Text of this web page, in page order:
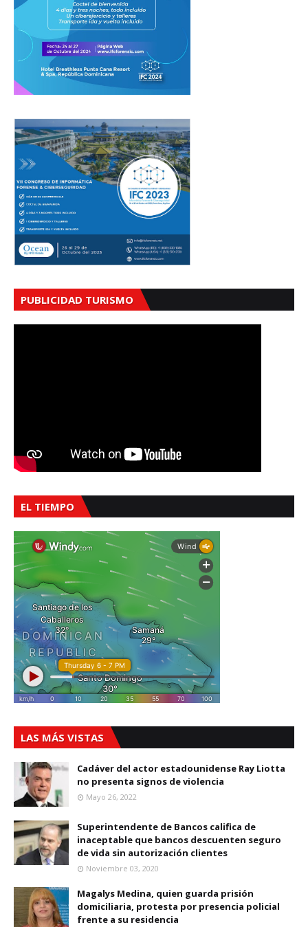
PUBLICIDAD TURISMO
EL TIEMPO
LAS MÁS VISTAS
Cadáver del actor estadounidense Ray Liotta
no presenta signos de violencia
Mayo 26, 2022
Superintendente de Bancos califica de
inaceptable que bancos descuenten seguro
de vida sin autorización clientes
Noviembre 03, 2020
Magalys Medina, quien guarda prisión
domiciliaria, protesta por presencia policial
frente a su residencia